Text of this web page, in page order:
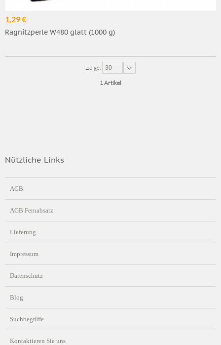
1,29 €
Ragnitzperle W480 glatt (1000 g)
Zeige: 30
1 Artikel
Nützliche Links
AGB
AGB Fernabsatz
Lieferung
Impressum
Datenschutz
Blog
Suchbegriffe
Kontaktieren Sie uns